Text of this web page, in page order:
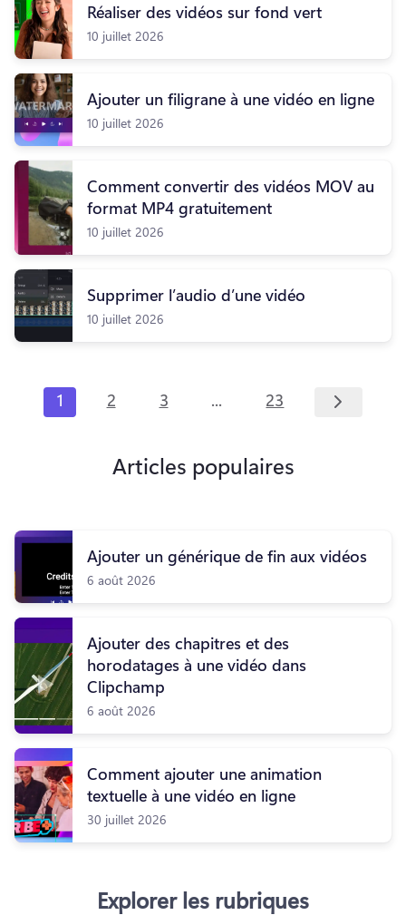
Réaliser des vidéos sur fond vert
10 juillet 2026
Ajouter un filigrane à une vidéo en ligne
10 juillet 2026
Comment convertir des vidéos MOV au
format MP4 gratuitement
10 juillet 2026
Supprimer l’audio d’une vidéo
10 juillet 2026
1 2 3 ... 23
Articles populaires
Ajouter un générique de fin aux vidéos
6 août 2026
Ajouter des chapitres et des
horodatages à une vidéo dans
Clipchamp
6 août 2026
Comment ajouter une animation
textuelle à une vidéo en ligne
30 juillet 2026
Explorer les rubriques